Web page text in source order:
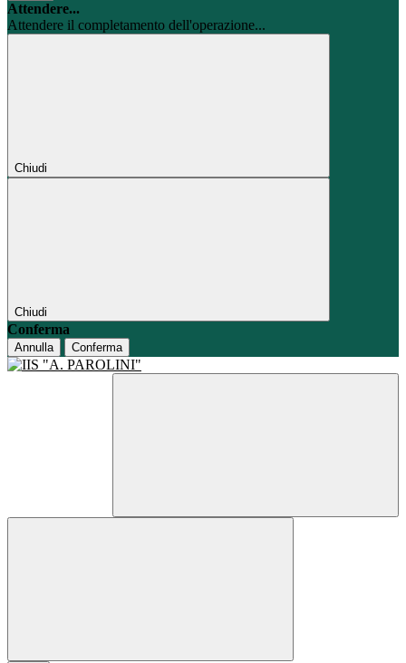
Attendere...
Attendere il completamento dell'operazione...
Chiudi
Chiudi
Conferma
Annulla Conferma